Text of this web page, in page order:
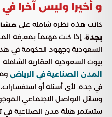
و أخيرا وليس آخرا
كانت هذه نظرة شاملة على
بجدة. إذا كنت مهتماً بمعرفة
السعودية وجهود الحكومة في
بيوت السعودية العقارية
المدن الصناعية في الرياض
في جدة. لأي أسئلة أو
وسائل التواصل الاجتماعي
ستستمر هيئة مدن الصناعية في